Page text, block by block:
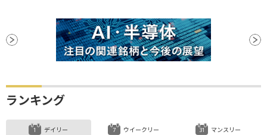
ランキング
デイリー ウイークリー マンスリー